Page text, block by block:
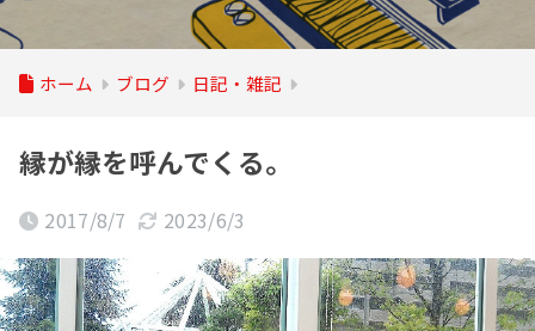
ホーム ブログ 日記・雑記
縁が縁を呼んでくる。
2017/8/7 2023/6/3